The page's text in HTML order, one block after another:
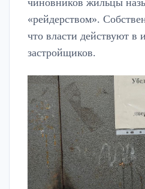
чиновников жильцы
«рейдерством».
что власти действуют в
застройщиков.